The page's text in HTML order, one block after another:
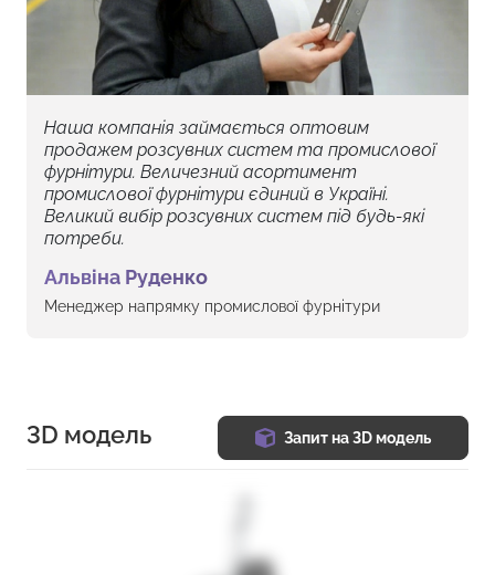
Наша компанія займається оптовим
продажем розсувних систем та промислової
фурнітури. Величезний асортимент
промислової фурнітури єдиний в Україні.
Великий вибір розсувних систем під будь-які
потреби.
Альвіна Руденко
Менеджер напрямку промислової фурнітури
3D модель Запит на 3D модель